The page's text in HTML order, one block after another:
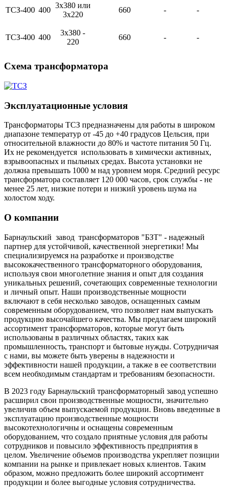
ТСЗ-400 400
3х380 или
3х220
660 - -
ТСЗ-400 400
3х380 -
220
660 - -
Схема трансформатора
Эксплуатационные условия
Трансформаторы ТСЗ предназначены для работы в широком
диапазоне температур от -45 до +40 градусов Цельсия, при
относительной влажности до 80% и частоте питания 50 Гц.
Их не рекомендуется использовать в химически активных,
взрывоопасных и пыльных средах. Высота установки не
должна превышать 1000 м над уровнем моря. Средний ресурс
трансформатора составляет 120 000 часов, срок службы - не
менее 25 лет, низкие потери и низкий уровень шума на
холостом ходу.
О компании
Барнаульский завод трансформаторов "БЗТ" - надежный
партнер для устойчивой, качественной энергетики! Мы
специализируемся на разработке и производстве
высококачественного трансформаторного оборудования,
используя свои многолетние знания и опыт для создания
уникальных решений, сочетающих современные технологии
и личный опыт. Наши производственные мощности
включают в себя несколько заводов, оснащенных самым
современным оборудованием, что позволяет нам выпускать
продукцию высочайшего качества. Мы предлагаем широкий
ассортимент трансформаторов, которые могут быть
использованы в различных областях, таких как
промышленность, транспорт и бытовые нужды. Сотрудничая
с нами, вы можете быть уверены в надежности и
эффективности нашей продукции, а также в ее соответствии
всем необходимым стандартам и требованиям безопасности.
В 2023 году Барнаульский трансформаторный завод успешно
расширил свои производственные мощности, значительно
увеличив объем выпускаемой продукции. Вновь введенные в
эксплуатацию производственные мощности
высокотехнологичны и оснащены современным
оборудованием, что создало приятные условия для работы
сотрудников и повысило эффективность предприятия в
целом. Увеличение объемов производства укрепляет позиции
компании на рынке и привлекает новых клиентов. Таким
образом, можно предложить более широкий ассортимент
продукции и более выгодные условия сотрудничества.